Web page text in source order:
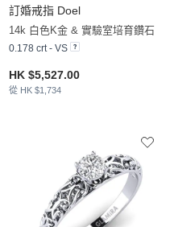
訂婚戒指 Doel
14k 白色K金 & 實驗室培育鑽石
0.178 crt - VS
HK $5,527.00
從 HK $1,734